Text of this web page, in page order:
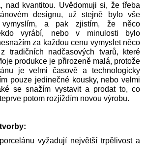
nad kvantitou. Uvědomuji si, že třeba
designu, už stejně bylo vše
vymyslím, a pak zjistím, že něco
vyrábí, nebo v minulosti bylo
za každou cenu vymyslet něco
tradičních nadčasových tvarů, které
produkce je přirozeně malá, protože
je velmi časově a technologicky
pouze jedinečné kousky, nebo velmi
se snažím vystavit a prodat to, co
potom rozjíždím novou výrobu.
vyžadují největší trpělivost a